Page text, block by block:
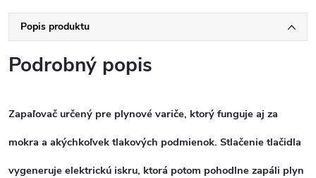
Popis produktu
Podrobný popis
Zapaľovač určený pre plynové variče, ktorý funguje aj za
mokra a akýchkoľvek tlakových podmienok. Stlačenie tlačidla
vygeneruje elektrickú iskru, ktorá potom pohodlne zapáli plyn